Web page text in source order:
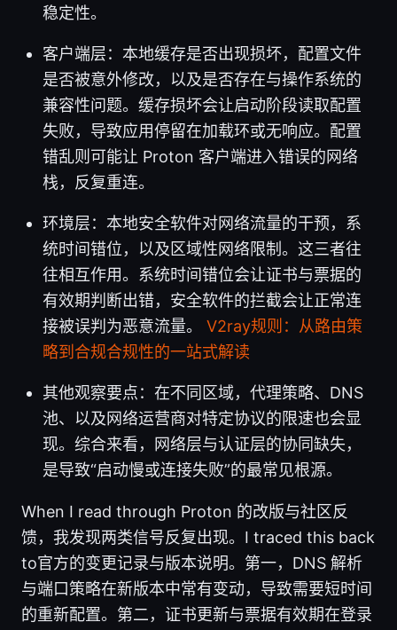
稳定性。
客户端层：本地缓存是否出现损坏，配置文件
是否被意外修改，以及是否存在与操作系统的
兼容性问题。缓存损坏会让启动阶段读取配置
失败，导致应用停留在加载环或无响应。配置
错乱则可能让 Proton 客户端进入错误的网络
栈，反复重连。
环境层：本地安全软件对网络流量的干预，系
统时间错位，以及区域性网络限制。这三者往
往相互作用。系统时间错位会让证书与票据的
有效期判断出错，安全软件的拦截会让正常连
接被误判为恶意流量。 V2ray规则：从路由策
略到合规合规性的一站式解读
其他观察要点：在不同区域，代理策略、DNS
池、以及网络运营商对特定协议的限速也会显
现。综合来看，网络层与认证层的协同缺失，
是导致“启动慢或连接失败”的最常见根源。
When I read through Proton 的改版与社区反
馈，我发现两类信号反复出现。I traced this back
to官方的变更记录与版本说明。第一，DNS 解析
与端口策略在新版本中常有变动，导致需要短时间
的重新配置。第二，证书更新与票据有效期在登录